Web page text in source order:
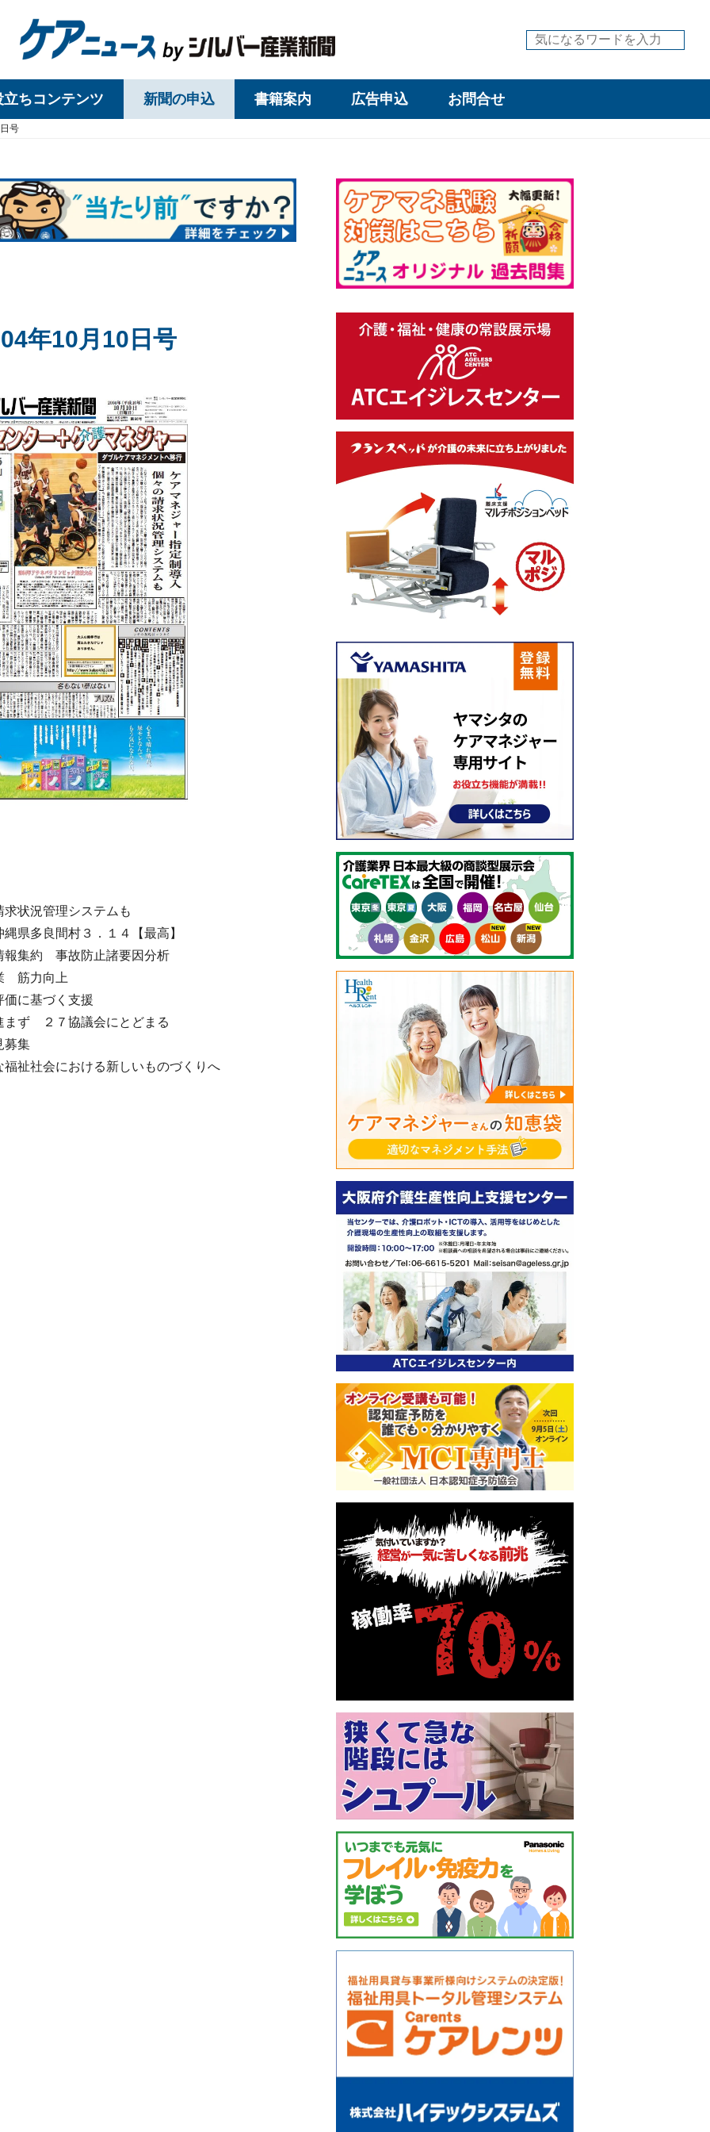
立ちコンテンツ 新聞の申込 書籍案内 広告申込 お問合せ
号
年10月10日号
状況管理システムも
多良間村３．１４【最高】
報集約 事故防止諸要因分析
筋力向上
価に基づく支援
ず ２７協議会にとどまる
募集
祉社会における新しいものづくりへ